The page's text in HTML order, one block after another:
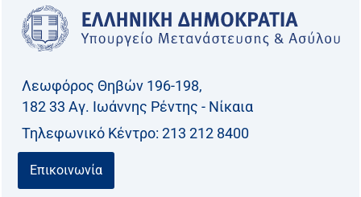
Λεωφόρος Θηβών 196-198,
182 33 Aγ. Ιωάννης Ρέντης - Νίκαια
Τηλεφωνικό Kέντρο: 213 212 8400
Επικοινωνία